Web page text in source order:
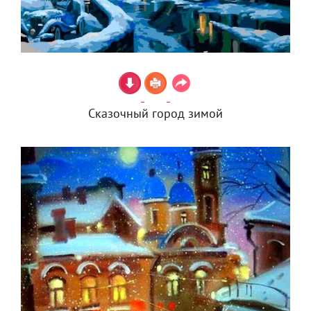
Сказочный город зимой